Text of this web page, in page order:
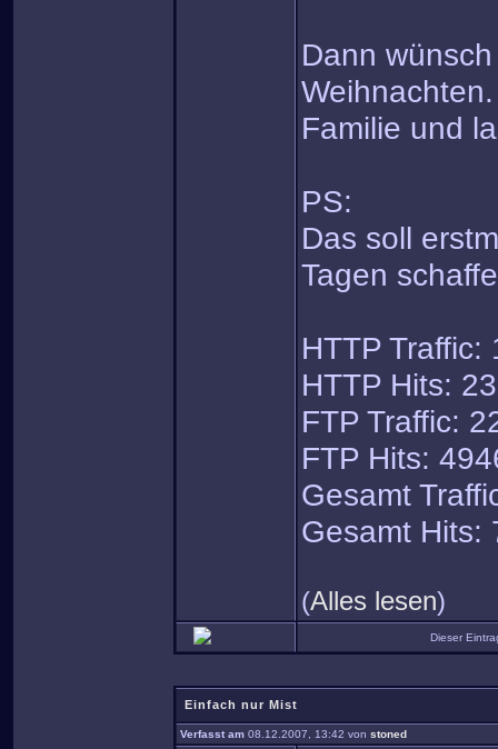
Dann
Familie und
PS:
Das soll
Tagen
HTTP Traffic:
HTTP Hits:
FTP Traffic:
FTP Hits:
Gesamt
Gesamt Hits:
(Alles lesen)
Dieser
Einfach nur Mist
Verfasst am 08.12.2007, 13:42 von stoned